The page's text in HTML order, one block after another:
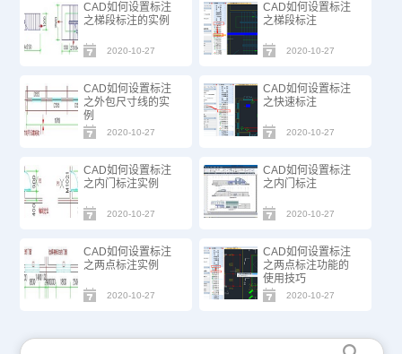
CAD如何设置标注
之梯段标注的实例
2020-10-27
CAD如何设置标注
之梯段标注
2020-10-27
CAD如何设置标注
之外包尺寸线的实
例
2020-10-27
CAD如何设置标注
之快速标注
2020-10-27
CAD如何设置标注
之内门标注实例
2020-10-27
CAD如何设置标注
之内门标注
2020-10-27
CAD如何设置标注
之两点标注实例
2020-10-27
CAD如何设置标注
之两点标注功能的
使用技巧
2020-10-27